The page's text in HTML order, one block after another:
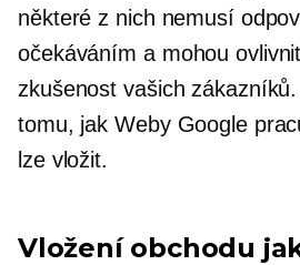
některé z nich nemusí
očekáváním a mohou
zkušenost vašich
tomu, jak Weby Google
lze vložit.
Vložení obchodu